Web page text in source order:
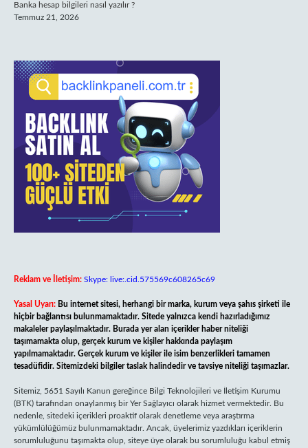
Banka hesap bilgileri nasıl yazılır ?
Temmuz 21, 2026
Reklam ve İletişim: Skype: live:.cid.575569c608265c69
Yasal Uyarı: Bu internet sitesi, herhangi bir marka, kurum veya şahıs şirketi ile
hiçbir bağlantısı bulunmamaktadır. Sitede yalnızca kendi hazırladığımız
makaleler paylaşılmaktadır. Burada yer alan içerikler haber niteliği
taşımamakta olup, gerçek kurum ve kişiler hakkında paylaşım
yapılmamaktadır. Gerçek kurum ve kişiler ile isim benzerlikleri tamamen
tesadüfidir. Sitemizdeki bilgiler taslak halindedir ve tavsiye niteliği taşımazlar.
Sitemiz, 5651 Sayılı Kanun gereğince Bilgi Teknolojileri ve İletişim Kurumu
(BTK) tarafından onaylanmış bir Yer Sağlayıcı olarak hizmet vermektedir. Bu
nedenle, sitedeki içerikleri proaktif olarak denetleme veya araştırma
yükümlülüğümüz bulunmamaktadır. Ancak, üyelerimiz yazdıkları içeriklerin
sorumluluğunu taşımakta olup, siteye üye olarak bu sorumluluğu kabul etmiş